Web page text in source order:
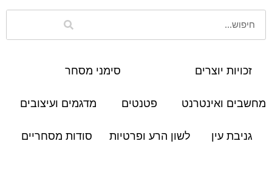
זכויות יוצרים סימני מסחר
מחשבים ואינטרנט פטנטים מדגמים ועיצובים
גניבת עין לשון הרע ופרטיות סודות מסחריים